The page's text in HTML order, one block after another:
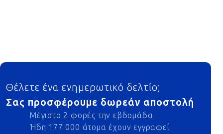
Footer
Θέλετε ένα ενημερωτικό δελτίο;
Σας προσφέρουμε δωρεάν αποστολή
Μέγιστο 2 φορές την εβδομάδα
Ήδη 177 000 άτομα έχουν εγγραφεί